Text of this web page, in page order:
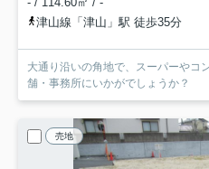
津山線「津山」駅 徒歩35分
大通り沿いの角地で、スーパーやコ
舗・事務所にいかがでしょうか？
売地